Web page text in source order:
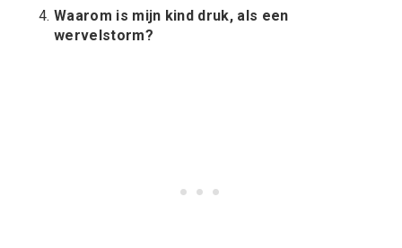
Waarom is mijn kind druk, als een
wervelstorm?